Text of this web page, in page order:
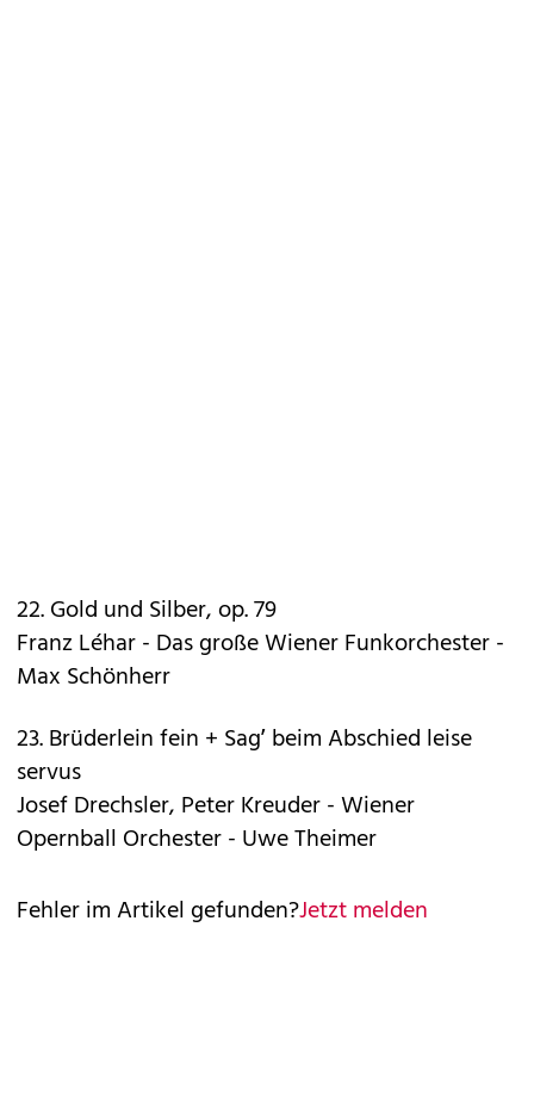
22. Gold und Silber, op. 79
Franz Léhar - Das große Wiener Funkorchester -
Max Schönherr
23. Brüderlein fein + Sag’ beim Abschied leise
servus
Josef Drechsler, Peter Kreuder - Wiener
Opernball Orchester - Uwe Theimer
Fehler im Artikel gefunden?Jetzt melden